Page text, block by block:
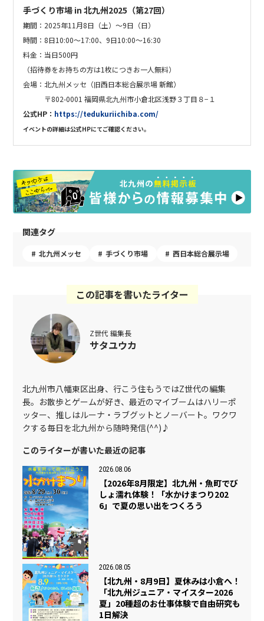
手づくり市場 in 北九州2025（第27回）
期間：2025年11月8日（土）〜9日（日）
時間：8日10:00～17:00、9日10:00～16:30
料金：当日500円
（招待券をお持ちの方は1枚につきお一人無料）
会場：北九州メッセ（旧西日本総合展示場 新館）
〒802-0001 福岡県北九州市小倉北区浅野３丁目８−１
公式HP： https://tedukuriichiba.com/
イベントの詳細は公式HPにてご確認ください。
関連タグ
北九州メッセ 手づくり市場 西日本総合展示場
この記事を書いたライター
Z世代 編集長
サタユウカ
北九州市八幡東区出身、行こう住もうではZ世代の編集
長。お散歩とゲームが好き、最近のマイブームはハリーポ
ッター、推しはルーナ・ラブグットとノーバート。ワクワ
クする毎日を北九州から随時発信(^^)♪
このライターが書いた最近の記事
2026.08.06
【2026年8月限定】北九州・魚町でび
しょ濡れ体験！「水かけまつり202
6」で夏の思い出をつくろう
2026.08.05
【北九州・8月9日】夏休みは小倉へ！
「北九州ジュニア・マイスター2026
夏」20種超のお仕事体験で自由研究も
1日解決